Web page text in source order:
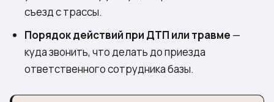
съезд с трассы.
Порядок действий при ДТП или травме —
куда звонить, что делать до приезда
ответственного сотрудника базы.